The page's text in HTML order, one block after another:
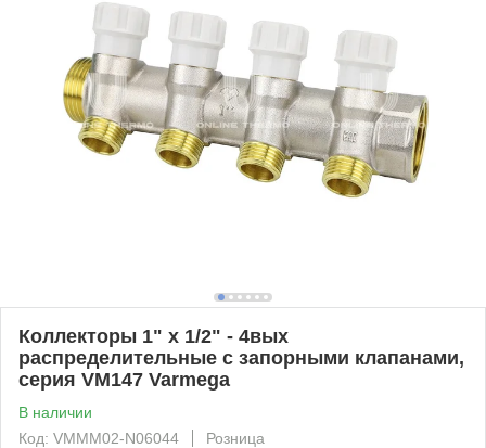
Коллекторы 1" х 1/2" - 4вых
распределительные с запорными клапанами,
серия VM147 Varmega
В наличии
Код: VMMM02-N06044
Розница